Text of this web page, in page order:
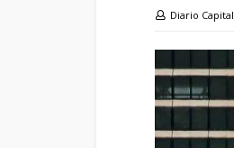
Diario Capital